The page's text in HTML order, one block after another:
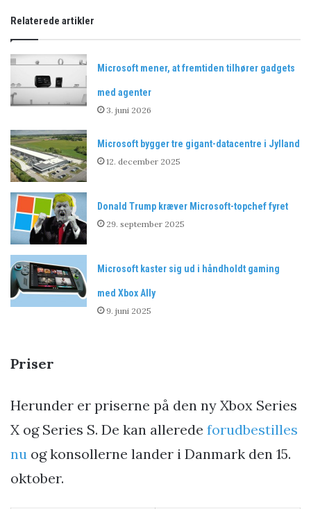
Relaterede artikler
Microsoft mener, at fremtiden tilhører gadgets
med agenter
3. juni 2026
Microsoft bygger tre gigant-datacentre i Jylland
12. december 2025
Donald Trump kræver Microsoft-topchef fyret
29. september 2025
Microsoft kaster sig ud i håndholdt gaming
med Xbox Ally
9. juni 2025
Priser
Herunder er priserne på den ny Xbox Series
X og Series S. De kan allerede forudbestilles
nu og konsollerne lander i Danmark den 15.
oktober.